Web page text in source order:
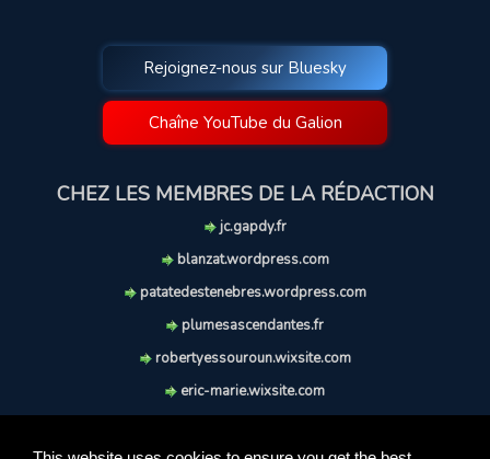
Rejoignez-nous sur Bluesky
Chaîne YouTube du Galion
CHEZ LES MEMBRES DE LA RÉDACTION
jc.gapdy.fr
blanzat.wordpress.com
patatedestenebres.wordpress.com
plumesascendantes.fr
robertyessouroun.wixsite.com
eric-marie.wixsite.com